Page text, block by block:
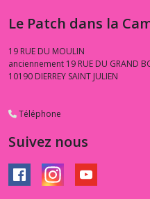
Le Patch dans la
19 RUE DU MOULIN
anciennement 19 RUE DU GRAND
10190 DIERREY SAINT JULIEN
Téléphone
Suivez nous